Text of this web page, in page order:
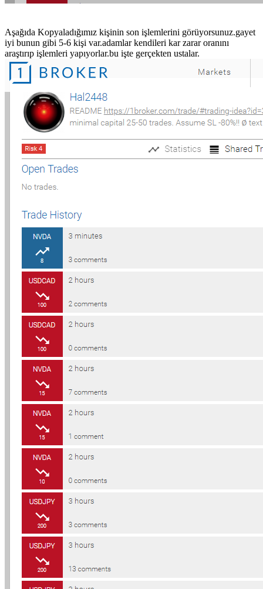
Aşağıda Kopyaladığımız kişinin son işlemlerini görüyorsunuz.gayet
iyi bunun gibi 5-6 kişi var.adamlar kendileri kar zarar oranını
araştırıp işlemleri yapıyorlar.bu işte gerçekten ustalar.